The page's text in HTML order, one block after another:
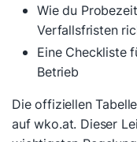
Wie du
Verfallsfristen
Eine Checkliste
Betrieb
Die offiziellen
auf wko.at. Dieser